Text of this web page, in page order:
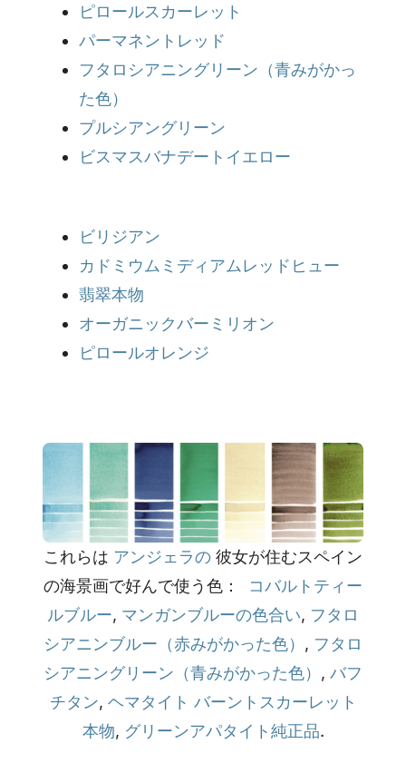
ピロールスカーレット
パーマネントレッド
フタロシアニングリーン（青みがかっ
た色）
プルシアングリーン
ビスマスバナデートイエロー
ビリジアン
カドミウムミディアムレッドヒュー
翡翠本物
オーガニックバーミリオン
ピロールオレンジ
これらは アンジェラの 彼女が住むスペイン
の海景画で好んで使う色： コバルトティー
ルブルー, マンガンブルーの色合い, フタロ
シアニンブルー（赤みがかった色） , フタロ
シアニングリーン（青みがかった色） , バフ
チタン, ヘマタイト バーントスカーレット
本物, グリーンアパタイト純正品.